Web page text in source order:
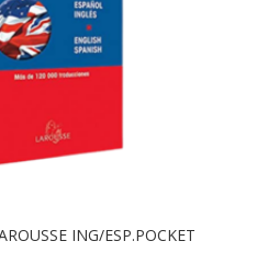
ING/ESP.POCKET